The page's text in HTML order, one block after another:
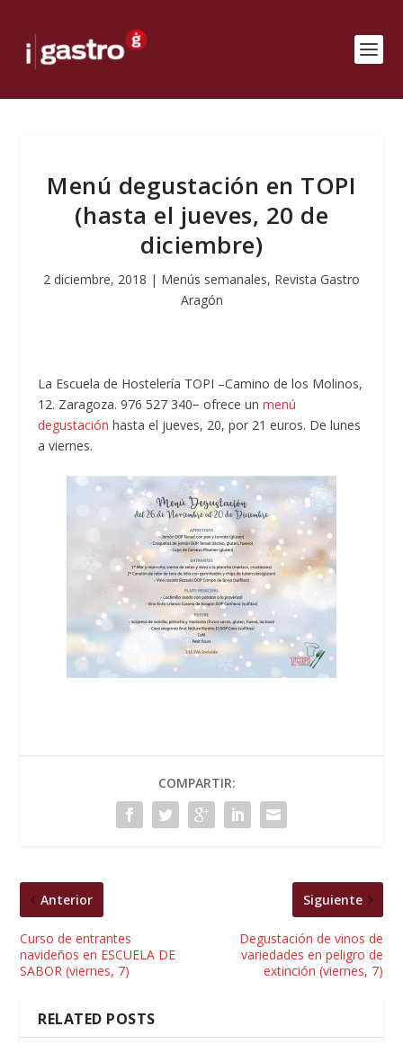
Menú degustación en TOPI
(hasta el jueves, 20 de
diciembre)
2 diciembre, 2018 | Menús semanales, Revista Gastro
Aragón
La Escuela de Hostelería TOPI –Camino de los Molinos,
12. Zaragoza. 976 527 340− ofrece unmenú
degustación hasta el jueves, 20, por 21 euros. De lunes
a viernes.
COMPARTIR:
Anterior
Curso de entrantes
navideños en ESCUELA DE
SABOR (viernes, 7)
Siguiente
Degustación de vinos de
variedades en peligro de
extinción (viernes, 7)
RELATED POSTS